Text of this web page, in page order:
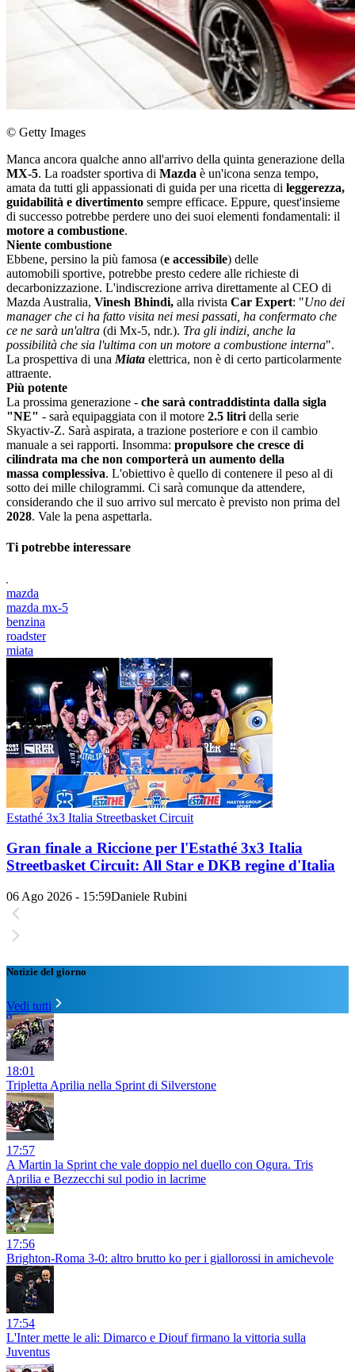
© Getty Images
Manca ancora qualche anno all'arrivo della quinta generazione della
MX-5. La roadster sportiva di Mazda è un'icona senza tempo,
amata da tutti gli appassionati di guida per una ricetta di leggerezza,
guidabilità e divertimento sempre efficace. Eppure, quest'insieme
di successo potrebbe perdere uno dei suoi elementi fondamentali: il
motore a combustione.
Niente combustione
Ebbene, persino la più famosa (e accessibile) delle
automobili sportive, potrebbe presto cedere alle richieste di
decarbonizzazione. L'indiscrezione arriva direttamente al CEO di
Mazda Australia, Vinesh Bhindi, alla rivista Car Expert: "Uno dei
manager che ci ha fatto visita nei mesi passati, ha confermato che
ce ne sarà un'altra (di Mx-5, ndr.). Tra gli indizi, anche la
possibilità che sia l'ultima con un motore a combustione interna".
La prospettiva di una Miata elettrica, non è di certo particolarmente
attraente.
Più potente
La prossima generazione - che sarà contraddistinta dalla sigla
"NE" - sarà equipaggiata con il motore 2.5 litri della serie
Skyactiv-Z. Sarà aspirata, a trazione posteriore e con il cambio
manuale a sei rapporti. Insomma: propulsore che cresce di
cilindrata ma che non comporterà un aumento della
massa complessiva. L'obiettivo è quello di contenere il peso al di
sotto dei mille chilogrammi. Ci sarà comunque da attendere,
considerando che il suo arrivo sul mercato è previsto non prima del
2028. Vale la pena aspettarla.
Ti potrebbe interessare
mazda
mazda mx-5
benzina
roadster
miata
Estathé 3x3 Italia Streetbasket Circuit
Gran finale a Riccione per l'Estathé 3x3 Italia
Streetbasket Circuit: All Star e DKB regine d'Italia
06 Ago 2026 - 15:59Daniele Rubini
Notizie del giorno
Vedi tutti
18:01
Tripletta Aprilia nella Sprint di Silverstone
17:57
A Martin la Sprint che vale doppio nel duello con Ogura. Tris
Aprilia e Bezzecchi sul podio in lacrime
17:56
Brighton-Roma 3-0: altro brutto ko per i giallorossi in amichevole
17:54
L'Inter mette le ali: Dimarco e Diouf firmano la vittoria sulla
Juventus